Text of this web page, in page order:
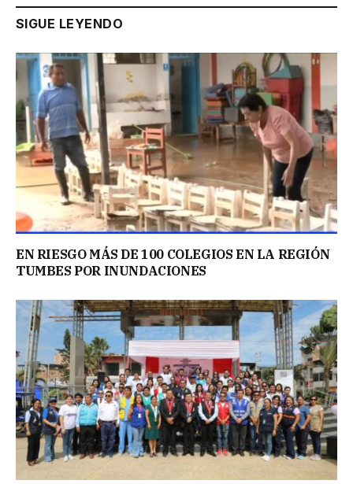
SIGUE LEYENDO
EN RIESGO MÁS DE 100 COLEGIOS EN LA REGIÓN
TUMBES POR INUNDACIONES